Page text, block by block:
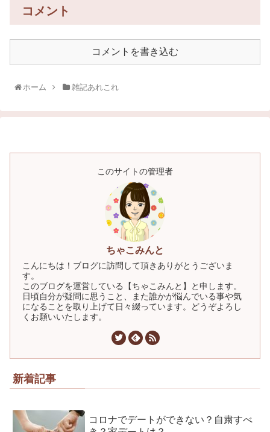
コメント
コメントを書き込む
ホーム 雑記あれこれ
このサイトの管理者
ちゃこみんと
こんにちは！ブログに訪問して頂きありがとうございま
す。
このブログを運営している【ちゃこみんと】と申します。
日頃自分が疑問に思うこと、また誰かが悩んでいる事や気
になることを取り上げて日々綴っています。どうぞよろし
くお願いいたします。
新着記事
コロナでデートができない？自粛すべ